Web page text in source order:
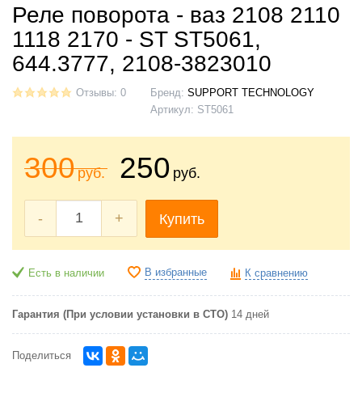
Реле поворота - ваз 2108 2110
1118 2170 - ST ST5061,
644.3777, 2108-3823010
Отзывы: 0 Бренд: SUPPORT TECHNOLOGY
Артикул: ST5061
300руб. 250 руб.
- + Купить
Есть в наличии В избранные К сравнению
Гарантия (При условии установки в СТО) 14 дней
Поделиться